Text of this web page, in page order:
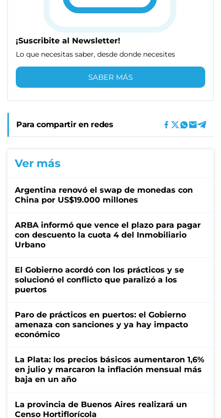
¡Suscribite al Newsletter!
Lo que necesitas saber, desde donde necesites
SABER MÁS
Para compartir en redes
Ver más
Argentina renovó el swap de monedas con
China por US$19.000 millones
ARBA informó que vence el plazo para pagar
con descuento la cuota 4 del Inmobiliario
Urbano
El Gobierno acordó con los prácticos y se
solucionó el conflicto que paralizó a los
puertos
Paro de prácticos en puertos: el Gobierno
amenaza con sanciones y ya hay impacto
económico
La Plata: los precios básicos aumentaron 1,6%
en julio y marcaron la inflación mensual más
baja en un año
La provincia de Buenos Aires realizará un
Censo Hortiflorícola